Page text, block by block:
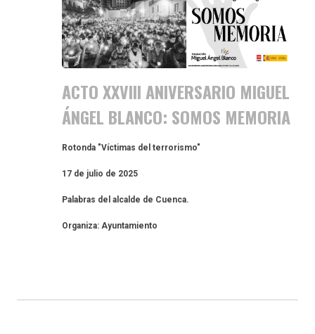
ACTO XXVIII ANIVERSARIO MIGUEL
ÁNGEL BLANCO: SOMOS MEMORIA
Rotonda "Víctimas del terrorismo"
17 de julio de 2025
Palabras del alcalde de Cuenca.
Organiza: Ayuntamiento